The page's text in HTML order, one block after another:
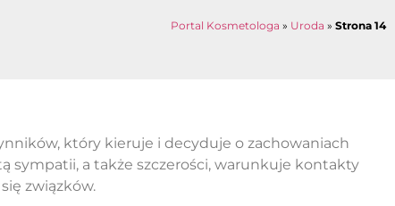
Portal Kosmetologa » Uroda » Strona 14
który kieruje i decyduje o zachowaniach
sympatii, a także szczerości, warunkuje kontakty
związków.